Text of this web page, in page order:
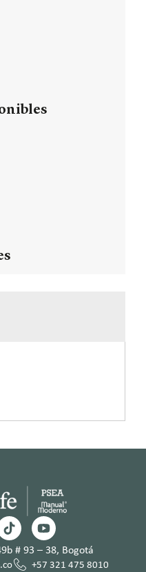
# 93 – 38, Bogotá
+57 321 475 8010